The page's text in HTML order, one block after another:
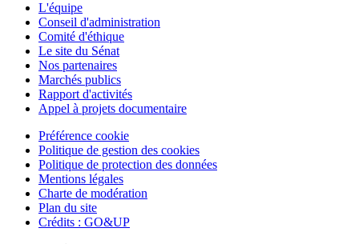
L'équipe
Conseil d'administration
Comité d'éthique
Le site du Sénat
Nos partenaires
Marchés publics
Rapport d'activités
Appel à projets documentaire
Préférence cookie
Politique de gestion des cookies
Politique de protection des données
Mentions légales
Charte de modération
Plan du site
Crédits : GO&UP